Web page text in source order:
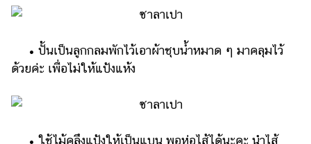
• ปั้นเป็นลูกกลมพักไว้เอาผ้าชุบน้ำหมาด ๆ มาคลุมไว้
ด้วยค่ะ เพื่อไม่ให้แป้งแห้ง
• ใช้ไม้คลึงแป้งให้เป็นแบน พอห่อไส้ได้นะคะ นำไส้